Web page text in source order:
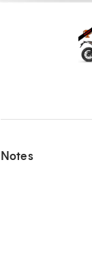
Notes